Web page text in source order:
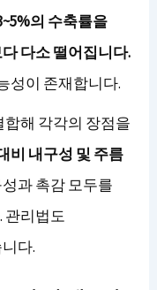
의 수축률을
다소 떨어집니다.
성이 존재합니다.
해 각각의 장점을
비 내구성 및 주름
과 촉감 모두를
관리법도
다.